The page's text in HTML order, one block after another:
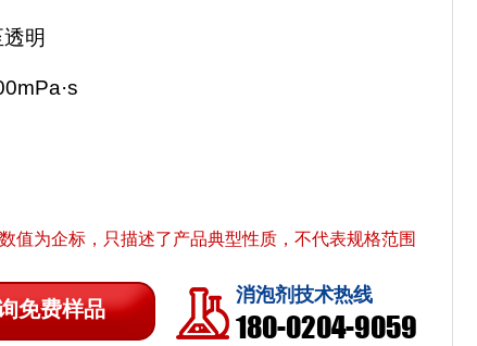
明
值为企标，只描述了产品典型性质，不代表规格范围
免费样品
消泡剂技术热线
180-0204-9059